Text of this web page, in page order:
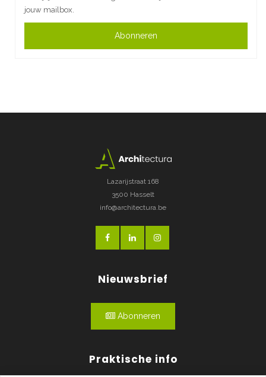
jouw mailbox.
Abonneren
Lazarijstraat 168
3500 Hasselt
info@architectura.be
Nieuwsbrief
Abonneren
Praktische info